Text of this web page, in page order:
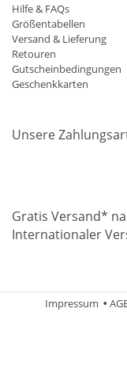
Hilfe & FAQs
Größentabellen
Versand & Lieferung
Retouren
Gutscheinbedingungen
Geschenkkarten
Unsere
Gratis Versand*
Internationaler
Impressum